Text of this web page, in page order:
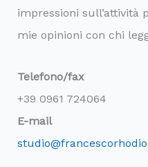
impressioni sull’attività
mie opinioni con chi
Telefono/fax
+39 0961 724064
E-mail